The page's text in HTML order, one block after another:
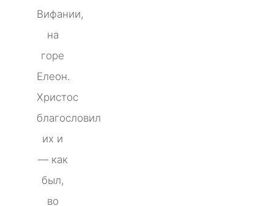
Вифании,
на
горе
Елеон.
Христос
благословил
их и
— как
был,
во